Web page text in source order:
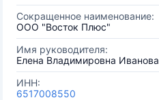
Сокращенное наименование:
OOO "Восток Плюс"
Имя руководителя:
Елена Владимировна Иванова
ИНН:
6517008550